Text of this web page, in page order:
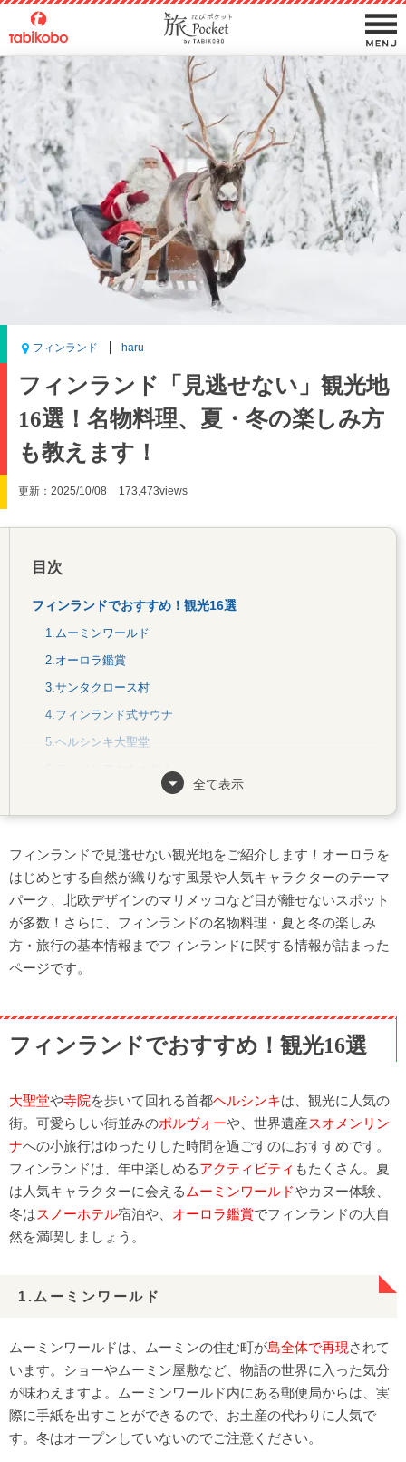
フィンランド haru
フィンランド「見逃せない」観光地
16選！名物料理、夏・冬の楽しみ方
も教えます！
更新：2025/10/08 173,473views
目次
フィンランドでおすすめ！観光16選
1.ムーミンワールド
2.オーロラ鑑賞
3.サンタクロース村
4.フィンランド式サウナ
5.ヘルシンキ大聖堂
6.テンペリアウキオ教会
7.マリメッコヘルットニエミアウトレット
9.スオメンリンナの要塞
10.アルクティクム
11.ウスペンスキー寺院
12.トゥルク城
13.シベリウス公園
15.ヌークシオ国立公園
16.クルーズ
トナカイの肉を使ったシチュー
ロヒケイット
カレリアンピーラッカ
シナモンロール
夏のフィンランドの楽しみ方
カヌー・ラフティング
オペラ・フェスティバル
冬のフィンランドの楽しみ方
犬＆トナカイソリ
アイスフィッシング
スノーホテルに宿泊
全て表示
フィンランドで見逃せない観光地をご紹介します！オーロラを
はじめとする自然が織りなす風景や人気キャラクターのテーマ
パーク、北欧デザインのマリメッコなど目が離せないスポット
が多数！さらに、フィンランドの名物料理・夏と冬の楽しみ
方・旅行の基本情報までフィンランドに関する情報が詰まった
ページです。
フィンランドでおすすめ！観光16選
大聖堂や寺院を歩いて回れる首都ヘルシンキは、観光に人気の
街。可愛らしい街並みのポルヴォーや、世界遺産スオメンリン
ナへの小旅行はゆったりした時間を過ごすのにおすすめです。
フィンランドは、年中楽しめるアクティビティ もたくさん。夏
は人気キャラクターに会える ムーミンワールドやカヌー体験、
冬はスノーホテル宿泊や、 オーロラ鑑賞でフィンランドの大自
然を満喫しましょう。
1.ムーミンワールド
ムーミンワールドは、ムーミンの住む町が島全体で再現 されて
います。ショーやムーミン屋敷など、物語の世界に入った気分
が味わえますよ。ムーミンワールド内にある郵便局からは、実
際に手紙を出すことができるので、お土産の代わりに人気で
す。冬はオープンしていないのでご注意ください。